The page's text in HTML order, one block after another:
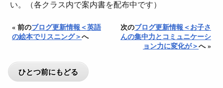
い。（各クラス内で案内書を配布中です）
« 前のブログ更新情報＜英語
の絵本でリスニング＞へ
次のブログ更新情報＜お子さ
んの集中力とコミュニケーシ
ョン力に変化が＞へ »